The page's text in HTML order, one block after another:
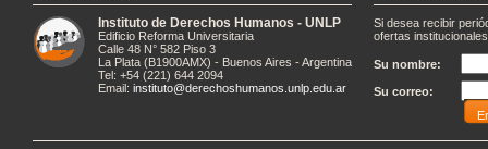
Instituto de Derechos Humanos - UNLP
Edificio Reforma Universitaria
Calle 48 N° 582 Piso 3
La Plata (B1900AMX) - Buenos Aires - Argentina
Tel: +54 (221) 644 2094
Email: instituto@derechoshumanos.unlp.edu.ar
Si desea recibir
ofertas
Su nombre:
Su correo: